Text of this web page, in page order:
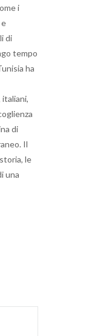
i
di
tempo
ha
italiani,
di
Il
le
una